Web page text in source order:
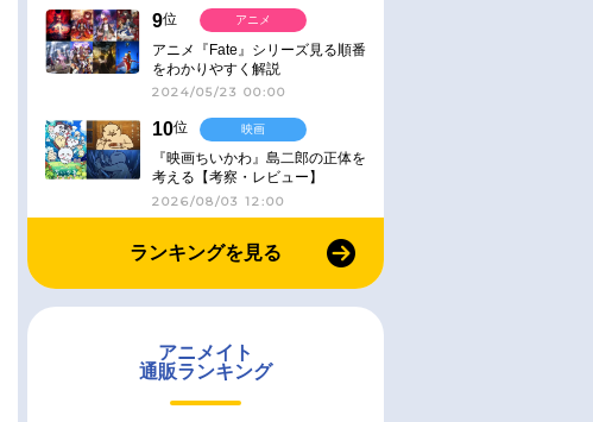
9位
アニメ『Fate』シリーズ見る順番
をわかりやすく解説
2024/05/23 00:00
アニメ
10位
『映画ちいかわ』島二郎の正体を
考える【考察・レビュー】
2026/08/03 12:00
映画
ランキングを見る
アニメイト
通販ランキング